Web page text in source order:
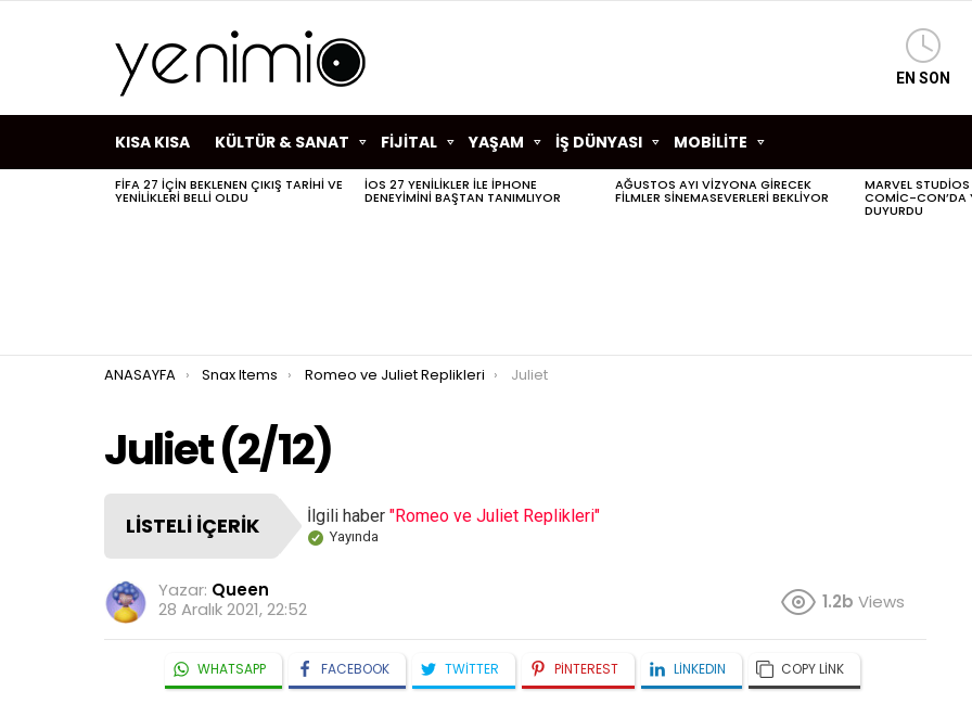
EN SON
KISA KISA KÜLTÜR & SANAT FİJİTAL YAŞAM İŞ DÜNYASI MOBİLİTE
SON
HABERLER
FIFA 27 IÇIN BEKLENEN ÇIKIŞ TARIHI VE
YENILIKLERI BELLI OLDU
IOS 27 YENILIKLER ILE IPHONE
DENEYIMINI BAŞTAN TANIMLIYOR
AĞUSTOS AYI VIZYONA GIRECEK
FILMLER SINEMASEVERLERI BEKLIYOR
MARVEL
COMIC-CON’DA
DUYURDU
You are here:
ANASAYFA Snax Items Romeo ve Juliet Replikleri Juliet
Juliet (2/12)
LISTELI İÇERIK İlgili haber "Romeo ve Juliet Replikleri"
Yayında
Yazar: Queen
28 Aralık 2021, 22:52
1.2b Views
WHATSAPP FACEBOOK TWITTER PINTEREST LINKEDIN COPY LINK